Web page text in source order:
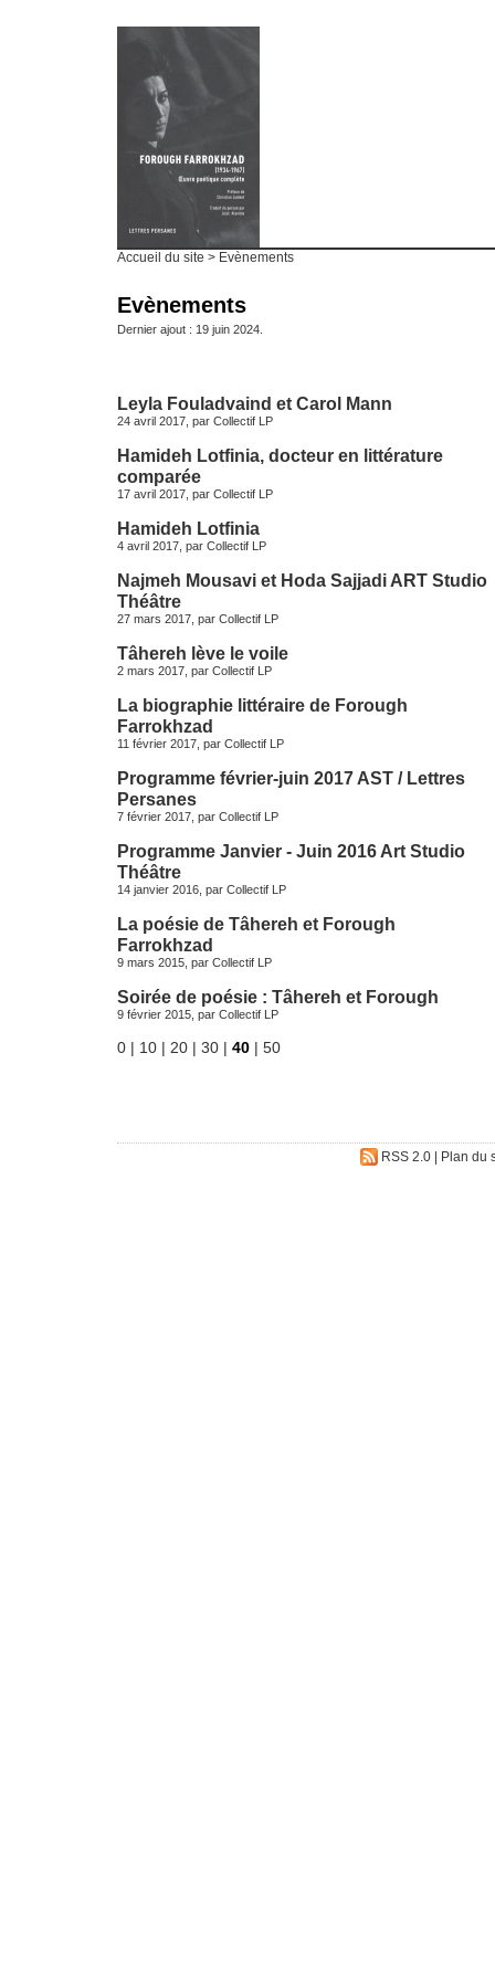
Accueil du site > Evènements
Evènements
Dernier ajout : 19 juin 2024.
Leyla Fouladvaind et Carol Mann
24 avril 2017, par Collectif LP
Hamideh Lotfinia, docteur en littérature
comparée
17 avril 2017, par Collectif LP
Hamideh Lotfinia
4 avril 2017, par Collectif LP
Najmeh Mousavi et Hoda Sajjadi ART Studio
Théâtre
27 mars 2017, par Collectif LP
Tâhereh lève le voile
2 mars 2017, par Collectif LP
La biographie littéraire de Forough
Farrokhzad
11 février 2017, par Collectif LP
Programme février-juin 2017 AST / Lettres
Persanes
7 février 2017, par Collectif LP
Programme Janvier - Juin 2016 Art Studio
Théâtre
14 janvier 2016, par Collectif LP
La poésie de Tâhereh et Forough
Farrokhzad
9 mars 2015, par Collectif LP
Soirée de poésie : Tâhereh et Forough
9 février 2015, par Collectif LP
0 | 10 | 20 | 30 | 40 | 50
RSS 2.0| Plan du